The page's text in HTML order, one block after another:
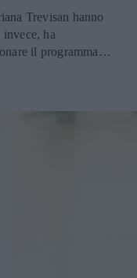
Trevisan hanno
invece, ha
il programma.